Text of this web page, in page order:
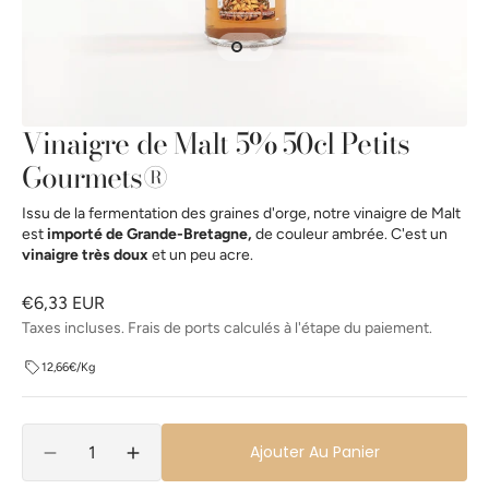
la
vue
de
Vinaigre de Malt 5% 50cl Petits
Gourmets®
Issu de la fermentation des graines d'orge, notre vinaigre de Malt
estimporté de Grande-Bretagne, de couleur ambrée. C'est un
vinaigre très doux etun peu acre.
Prix
habituel
€6,33 EUR
Taxes incluses. Frais de ports calculés à l'étape du paiement.
12,66€/Kg
Réduire
Augmenter
Ajouter Au Panier